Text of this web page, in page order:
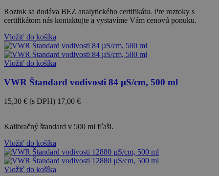
Roztok sa dodáva BEZ analytického certifikátu. Pre roztoky s
certifikátom nás kontaktujte a vystavíme Vám cenovú ponuku.
Vložiť do košíka
Vložiť do košíka
VWR Štandard vodivosti 84 µS/cm, 500 ml
15,30 € (s DPH) 17,00 €
Kalibračný štandard v 500 ml fľaši.
Vložiť do košíka
Vložiť do košíka